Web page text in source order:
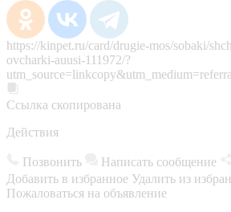
https://kinpet.ru/card/drugie-mos/sobaki/
ovcharki-auusi-111972/?
Ссылка скопирована
Действия
Позвонить Написать сообщение
Добавить в избранное Удалить из
Пожаловаться на объявление